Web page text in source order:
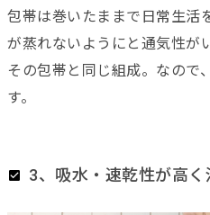
包帯は巻いたままで日常生活
が蒸れないようにと通気性が
その包帯と同じ組成。なので
す。
3、吸水・速乾性が高